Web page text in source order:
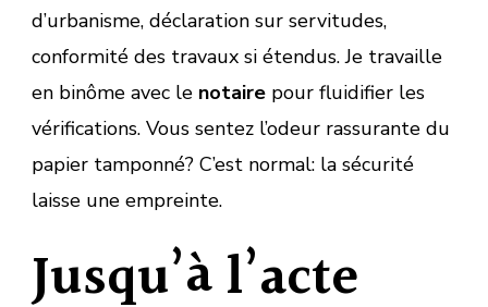
d’urbanisme, déclaration sur servitudes,
conformité des travaux si étendus. Je travaille
en binôme avec le notaire pour fluidifier les
vérifications. Vous sentez l’odeur rassurante du
papier tamponné? C’est normal: la sécurité
laisse une empreinte.
Jusqu’à l’acte